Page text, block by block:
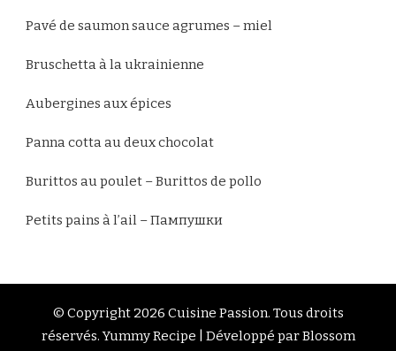
Pavé de saumon sauce agrumes – miel
Bruschetta à la ukrainienne
Aubergines aux épices
Panna cotta au deux chocolat
Burittos au poulet – Burittos de pollo
Petits pains à l’ail – Пампушки
© Copyright 2026 Cuisine Passion. Tous droits
réservés.Yummy Recipe | Développé parBlossom